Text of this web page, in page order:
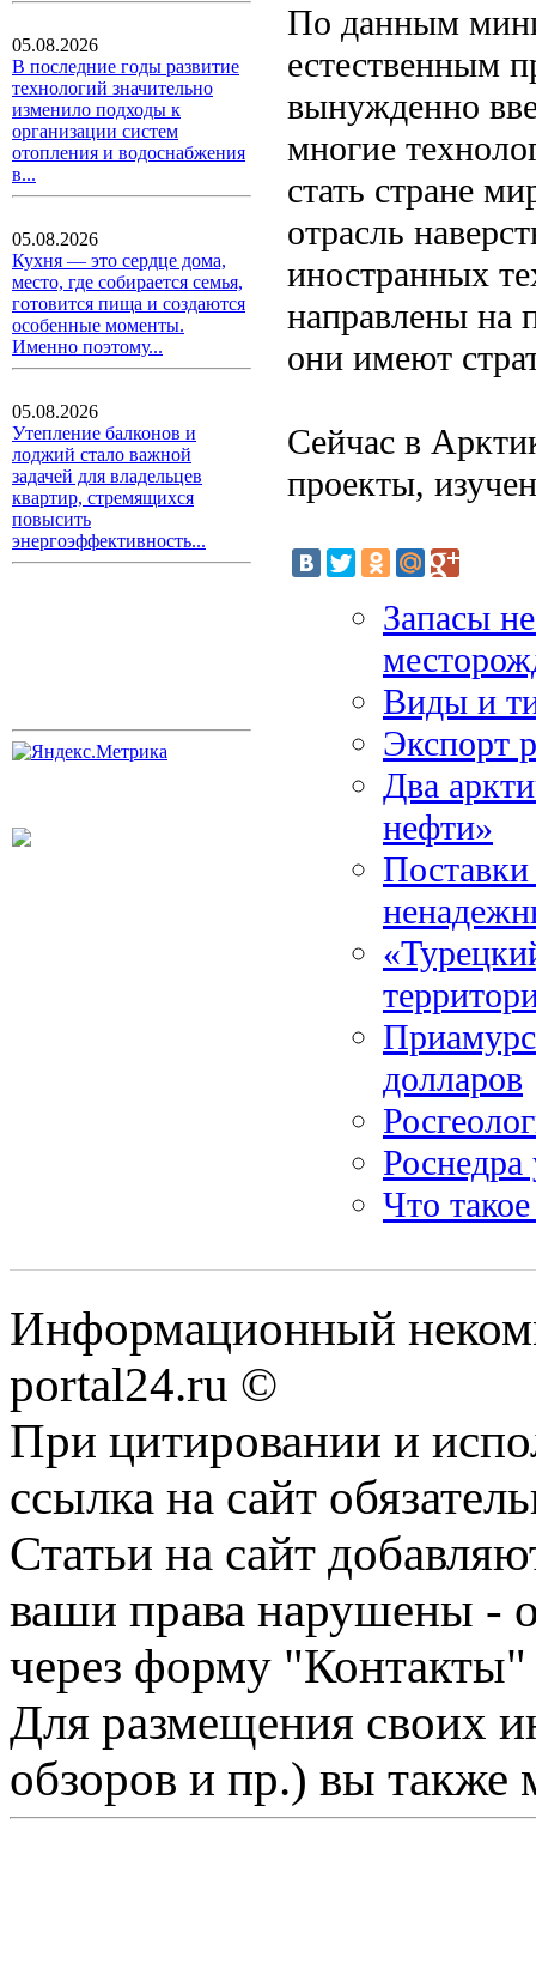
05.08.2026
В последние годы развитие
технологий значительно
изменило подходы к
организации систем
отопления и водоснабжения
в...
05.08.2026
Кухня — это сердце дома,
место, где собирается семья,
готовится пища и создаются
особенные моменты.
Именно поэтому...
05.08.2026
Утепление балконов и
лоджий стало важной
задачей для владельцев
квартир, стремящихся
повысить
энергоэффективность...
По данным
естественным
вынужденно
многие
стать стране
отрасль
иностранных
направлены на
они имеют
Сейчас в
проекты,
Запасы
Виды и
Экспорт
Два
нефти»
Поставки
долларов
Что
Информационный
portal24.ru ©
При цитировании и
ссылка на сайт
Статьи на сайт
ваши права нарушены -
через форму "Контакты"
Для размещения своих
обзоров и пр.) вы также